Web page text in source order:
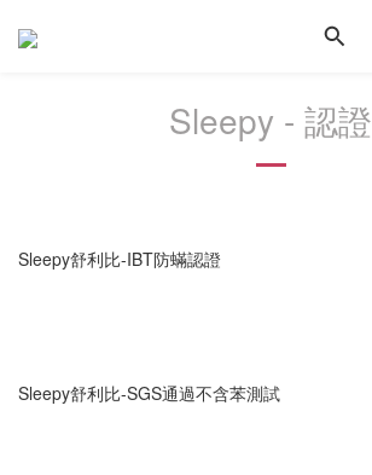
Sleepy - 認證
Sleepy舒利比-IBT防蟎認證
Sleepy舒利比-SGS通過不含苯測試